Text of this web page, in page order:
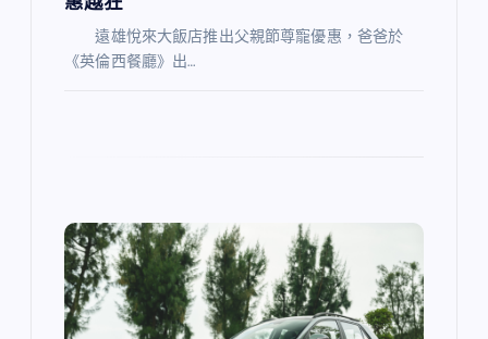
惠越狂
遠雄悅來大飯店推出父親節尊寵優惠，爸爸於
《英倫西餐廳》出…